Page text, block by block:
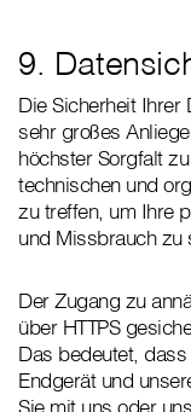
9.
Die Sicherheit Ihrer
sehr großes
höchster Sorgfalt
technischen und
zu treffen, um Ihre
und Missbrauch zu
Der Zugang zu
über HTTPS
Das bedeutet,
Endgerät und
Sie mit uns oder